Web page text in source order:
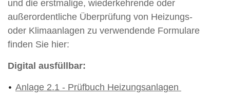
und die erstmalige, wiederkehrende oder
außerordentliche Überprüfung von Heizungs-
oder Klimaanlagen zu verwendende Formulare
finden Sie hier:
Digital ausfüllbar:
Anlage 2.1 - Prüfbuch Heizungsanlagen